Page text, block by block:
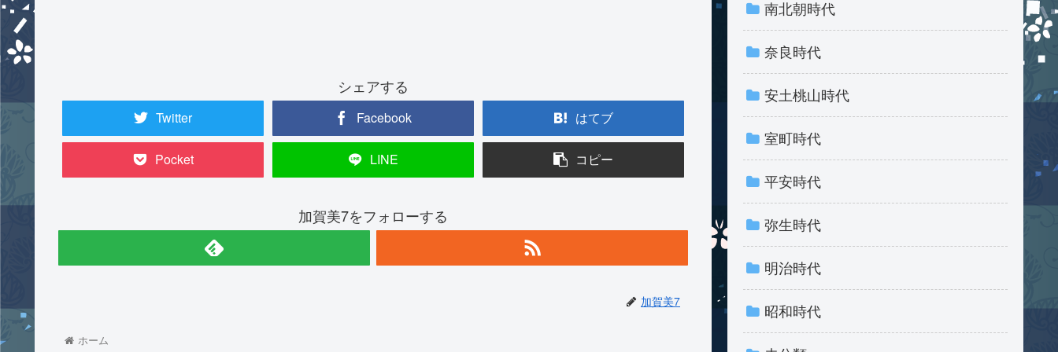
シェアする
Twitter Facebook はてブ
Pocket LINE コピー
加賀美7をフォローする
加賀美7
ホーム
南北朝時代
奈良時代
安土桃山時代
室町時代
平安時代
弥生時代
明治時代
昭和時代